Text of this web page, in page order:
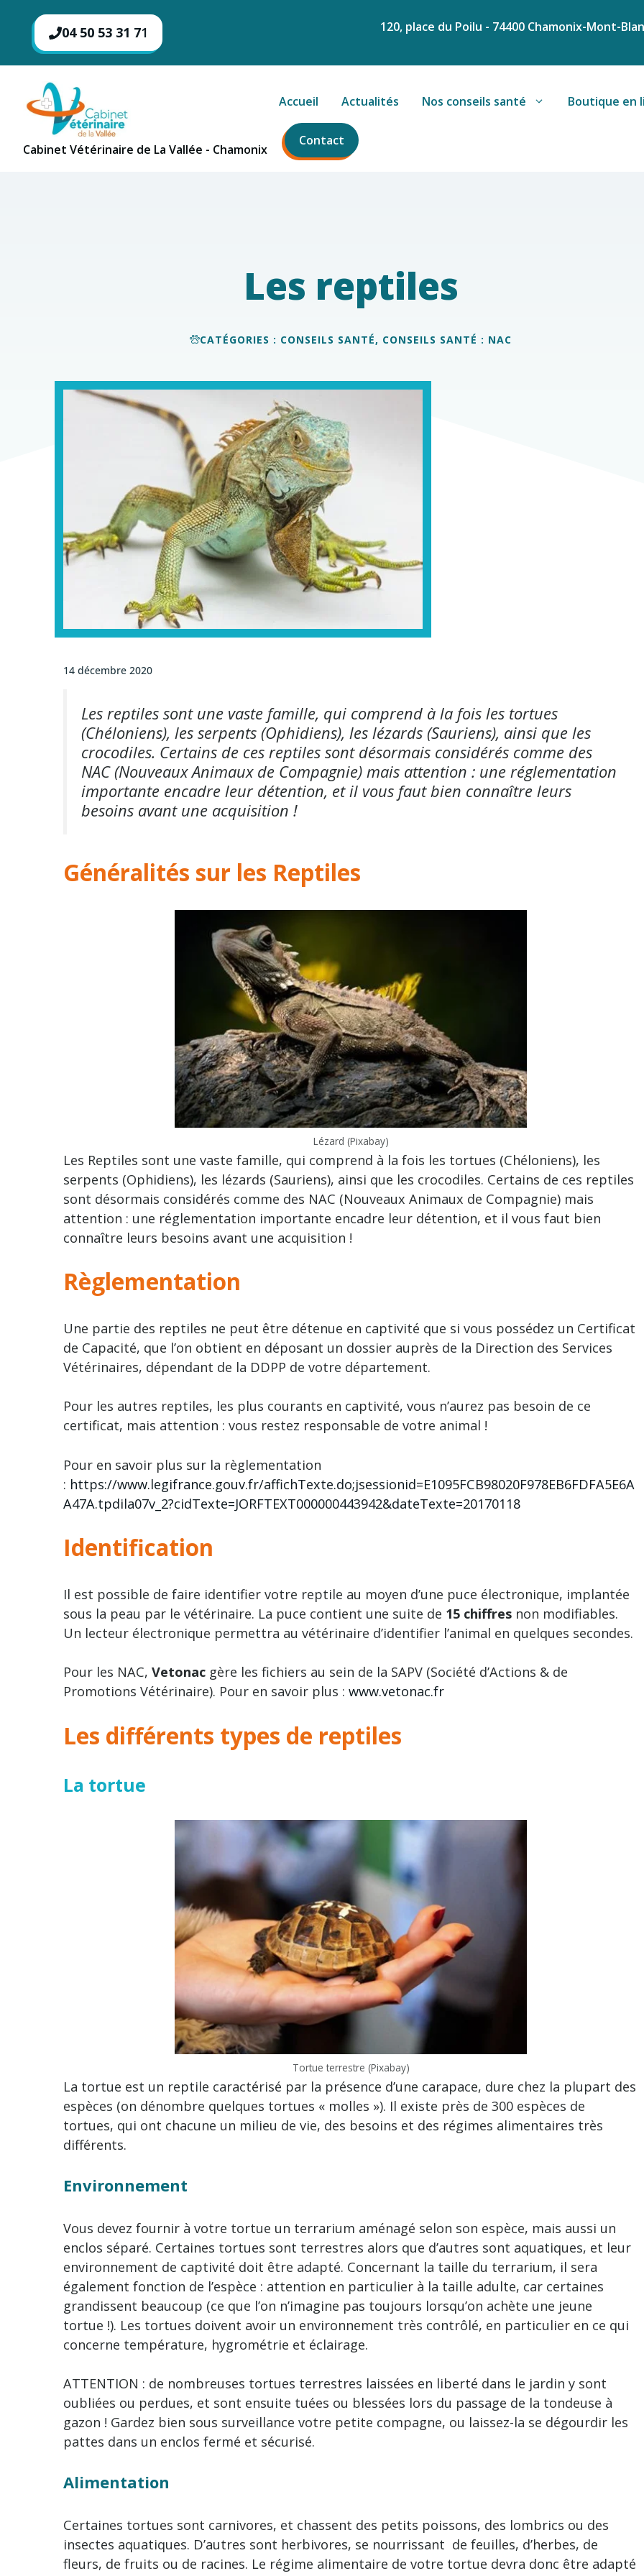
contenu
04 50 53 31 71 120, place du Poilu - 74400 Chamonix-Mont-
Cabinet Vétérinaire de La Vallée - Chamonix
Accueil Actualités Nos conseils santé Boutique en
Contact
Les reptiles
CATÉGORIES : CONSEILS SANTÉ, CONSEILS SANTÉ : NAC
14 décembre 2020
Les reptiles sont une vaste famille, qui comprend à la fois les tortues
(Chéloniens), les serpents (Ophidiens), les lézards (Sauriens), ainsi que les
crocodiles. Certains de ces reptiles sont désormais considérés comme des
NAC (Nouveaux Animaux de Compagnie) mais attention : une réglementation
importante encadre leur détention, et il vous faut bien connaître leurs
besoins avant une acquisition !
Généralités sur les Reptiles
Lézard (Pixabay)
Les Reptiles sont une vaste famille, qui comprend à la fois les tortues (Chéloniens), les
serpents (Ophidiens), les lézards (Sauriens), ainsi que les crocodiles. Certains de ces reptiles
sont désormais considérés comme des NAC (Nouveaux Animaux de Compagnie) mais
attention : une réglementation importante encadre leur détention, et il vous faut bien
connaître leurs besoins avant une acquisition !
Règlementation
Une partie des reptiles ne peut être détenue en captivité que si vous possédez un Certificat
de Capacité, que l’on obtient en déposant un dossier auprès de la Direction des Services
Vétérinaires, dépendant de la DDPP de votre département.
Pour les autres reptiles, les plus courants en captivité, vous n’aurez pas besoin de ce
certificat, mais attention : vous restez responsable de votre animal !
Pour en savoir plus sur la règlementation
: https://www.legifrance.gouv.fr/affichTexte.do;jsessionid=E1095FCB98020F978EB6FDFA5E6A
A47A.tpdila07v_2?cidTexte=JORFTEXT000000443942&dateTexte=20170118
Identification
Il est possible de faire identifier votre reptile au moyen d’une puce électronique, implantée
sous la peau par le vétérinaire. La puce contient une suite de 15 chiffres non modifiables.
Un lecteur électronique permettra au vétérinaire d’identifier l’animal en quelques secondes.
Pour les NAC, Vetonac gère les fichiers au sein de la SAPV (Société d’Actions & de
Promotions Vétérinaire). Pour en savoir plus : www.vetonac.fr
Les différents types de reptiles
La tortue
Tortue terrestre (Pixabay)
La tortue est un reptile caractérisé par la présence d’une carapace, dure chez la plupart des
espèces (on dénombre quelques tortues « molles »). Il existe près de 300 espèces de
tortues, qui ont chacune un milieu de vie, des besoins et des régimes alimentaires très
différents.
Environnement
Vous devez fournir à votre tortue un terrarium aménagé selon son espèce, mais aussi un
enclos séparé. Certaines tortues sont terrestres alors que d’autres sont aquatiques, et leur
environnement de captivité doit être adapté. Concernant la taille du terrarium, il sera
également fonction de l’espèce : attention en particulier à la taille adulte, car certaines
grandissent beaucoup (ce que l’on n’imagine pas toujours lorsqu’on achète une jeune
tortue !). Les tortues doivent avoir un environnement très contrôlé, en particulier en ce qui
concerne température, hygrométrie et éclairage.
ATTENTION : de nombreuses tortues terrestres laissées en liberté dans le jardin y sont
oubliées ou perdues, et sont ensuite tuées ou blessées lors du passage de la tondeuse à
gazon ! Gardez bien sous surveillance votre petite compagne, ou laissez-la se dégourdir les
pattes dans un enclos fermé et sécurisé.
Alimentation
Certaines tortues sont carnivores, et chassent des petits poissons, des lombrics ou des
insectes aquatiques. D’autres sont herbivores, se nourrissant de feuilles, d’herbes, de
fleurs, de fruits ou de racines. Le régime alimentaire de votre tortue devra donc être adapté